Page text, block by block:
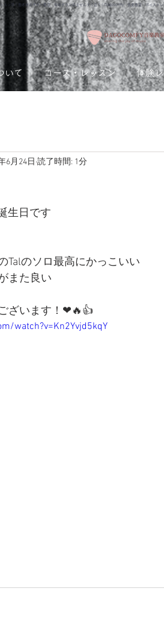
スン可！熊本市のギター教室 ゆめタウンはませんすぐ近く｜Dagocomfy 音楽教室 ボイスト
いて コース・レッスン 体験
6月24日 読了時間: 1分
生日です
Talのソロ最高にかっこいい
また良い
ざいます！❤🔥👍
watch?v=Kn2Yvjd5kqY